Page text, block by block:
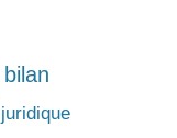
bilan
juridique